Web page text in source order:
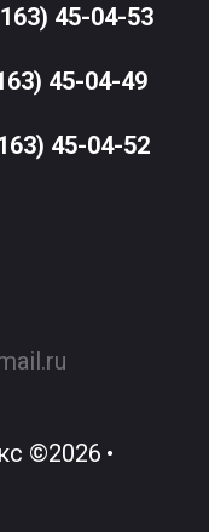
45-04-53
45-04-49
04-52
©2026